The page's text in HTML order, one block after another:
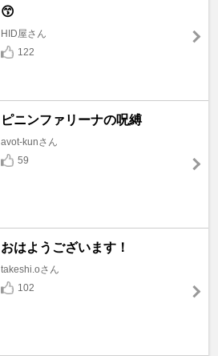
😙
HID屋さん
122
ピニンファリーナの呪縛
avot-kunさん
59
おはようございます！
takeshi.oさん
102